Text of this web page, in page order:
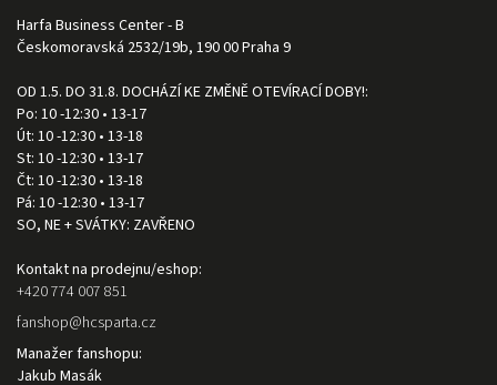
Harfa Business Center - B
Českomoravská 2532/19b, 190 00 Praha 9
OD 1.5. DO 31.8. DOCHÁZÍ KE ZMĚNĚ OTEVÍRACÍ DOBY!:
Po: 10 -12:30 • 13-17
Út: 10 -12:30 • 13-18
St: 10 -12:30 • 13-17
Čt: 10 -12:30 • 13-18
Pá: 10 -12:30 • 13-17
SO, NE + SVÁTKY: ZAVŘENO
Kontakt na prodejnu/eshop:
+420 774 007 851
fanshop@hcsparta.cz
Manažer fanshopu:
Jakub Masák